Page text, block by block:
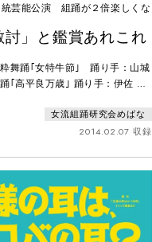
芸能公演 組踊が２倍楽しくな
」と鑑賞あれこれ
舞踊｢女特牛節｣ 踊り手：山城
｢高平良万歳｣ 踊り手：伊佐 幸
知花 小百合・組踊｢二童敵討｣
利（あまおへ）は、天下を取るた
女流組踊研究会めばな
2014.02.07 収録